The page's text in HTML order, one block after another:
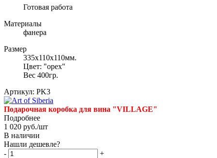
Готовая работа
Материалы
фанера
Размер
335х110х110мм.
Цвет: "орех"
Вес 400гр.
Артикул: PK3
Подарочная коробка для вина "VILLAGE"
Подробнее
1 020 руб./шт
В наличии
Нашли дешевле?
-
+